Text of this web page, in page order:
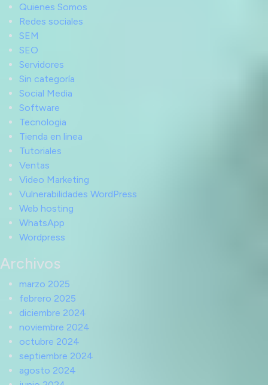
Quienes Somos
Redes sociales
SEM
SEO
Servidores
Sin categoría
Social Media
Software
Tecnologia
Tienda en linea
Tutoriales
Ventas
Video Marketing
Vulnerabilidades WordPress
Web hosting
WhatsApp
Wordpress
Archivos
marzo 2025
febrero 2025
diciembre 2024
noviembre 2024
octubre 2024
septiembre 2024
agosto 2024